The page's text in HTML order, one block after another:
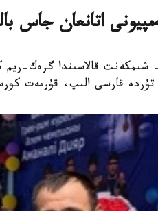
اتانعان جاس
تۇردە قارسى الىپ، قۇرمەت